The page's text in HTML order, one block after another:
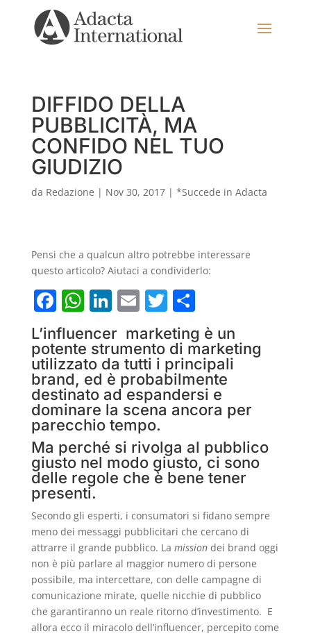
DIFFIDO DELLA
PUBBLICITÀ, MA
CONFIDO NEL TUO
GIUDIZIO
da Redazione | Nov 30, 2017| *Succede in Adacta
Pensi che a qualcun altro potrebbe interessare
questo articolo? Aiutaci a condividerlo:
F
a
c
e
b
o
o
k
W
h
at
s
A
p
p
Li
n
k
e
dI
n
E
m
ai
l
T
w
itt
er
C
o
n
di
vi
di
L’influencer marketing è un
potente strumento di marketing
utilizzato da tutti i principali
brand, ed è probabilmente
destinato ad espandersi e
dominare la scena ancora per
parecchio tempo.
Ma perché si rivolga al pubblico
giusto nel modo giusto, ci sono
delle regole che è bene tener
presenti.
Secondo gli esperti, i consumatori si fidano sempre
meno dei messaggi pubblicitari che cercano di
attrarre il grande pubblico. La missiondei brand oggi
non è più parlare al maggior numero di persone
possibile, ma intercettare, con delle campagne di
comunicazione mirate, quelle nicchie di pubblico
che garantiranno un reale ritorno d’investimento. E
allora ecco il miracolo dell’influencer, percepito come